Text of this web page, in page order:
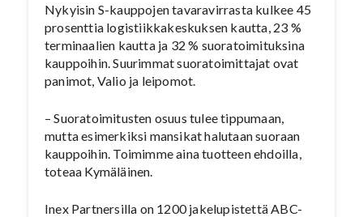
Nykyisin S-kauppojen tavaravirrasta kulkee 45
prosenttia logistiikkakeskuksen kautta, 23 %
terminaalien kautta ja 32 % suoratoimituksina
kauppoihin. Suurimmat suoratoimittajat ovat
panimot, Valio ja leipomot.
– Suoratoimitusten osuus tulee tippumaan,
mutta esimerkiksi mansikat halutaan suoraan
kauppoihin. Toimimme aina tuotteen ehdoilla,
toteaa Kymäläinen.
Inex Partnersilla on 1200 jakelupistettä ABC-